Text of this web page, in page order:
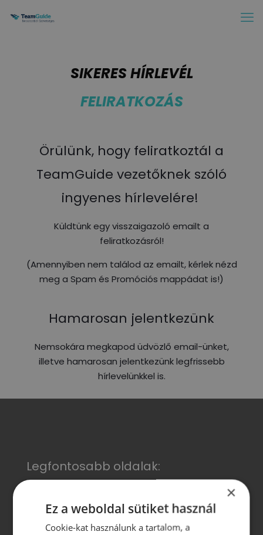
SIKERES HÍRLEVÉL
FELIRATKOZÁS
Örülünk, hogy feliratkoztál a
TeamGuide vezetőknek szóló
ingyenes hírlevelére!
Küldtünk egy visszaigazoló emailt a
feliratkozásról!
(Amennyiben nem találod az emailt, kérlek nézd
meg a Spam és Promóciós mappádat is!)
Hamarosan jelentkezünk
Nemsokára megkapod üdvözlő email-ünket,
illetve hamarosan jelentkezünk legfrissebb
hírlevelünkkel is.
Legfontosabb oldalak:
Dolgozói elégedettségmérés
Csapatelemzés
×
Ez a weboldal sütiket használ
Cookie-kat használunk a tartalom, a